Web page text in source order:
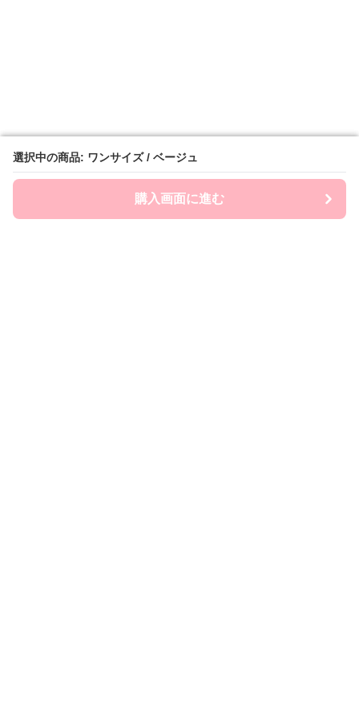
選択中の商品: ワンサイズ / ベージュ
購入画面に進む
選択中の商品: ワンサイズ / ベージュ
購入画面に進む